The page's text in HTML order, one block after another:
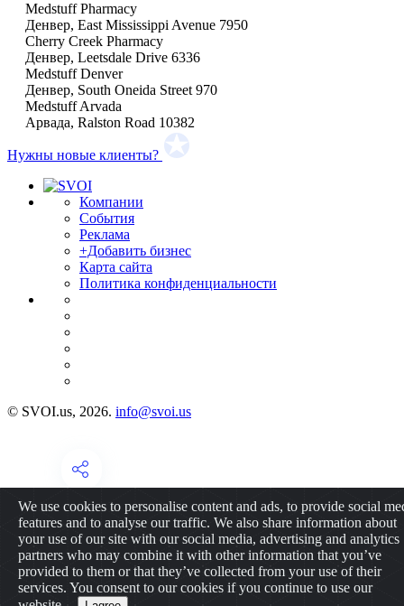
Medstuff Pharmacy
Денвер, East Mississippi Avenue 7950
Cherry Creek Pharmacy
Денвер, Leetsdale Drive 6336
Medstuff Denver
Денвер, South Oneida Street 970
Medstuff Arvada
Арвада, Ralston Road 10382
Нужны новые клиенты?
Компании
События
Реклама
+Добавить бизнес
Карта сайта
Политика конфиденциальности
© SVOI.us, 2026. info@svoi.us
We use cookies to personalise content and ads, to provide social
features and to analyse our traffic. We also share information about
your use of our site with our social media, advertising and analytics
partners who may combine it with other information that you’ve
provided to them or that they’ve collected from your use of their
services. You consent to our cookies if you continue to use our